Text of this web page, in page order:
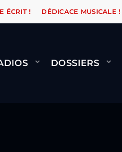
QUI PASSE, ÇA LE FAIT !
ÉCRIT ! DÉDICACE MUSICALE !
DOSSIERS